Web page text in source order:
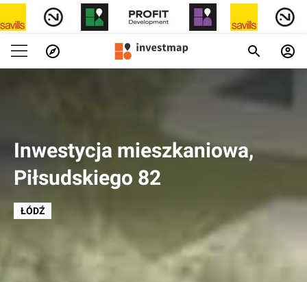
Inwestycja mieszkaniowa,
Piłsudskiego 82
ŁÓDŹ